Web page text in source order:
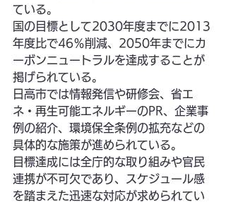
ている。
国の目標として2030年度までに2013
年度比で46％削減、2050年までにカ
ーボンニュートラルを達成することが
掲げられている。
日高市では情報発信や研修会、省エ
ネ・再生可能エネルギーのPR、企業事
例の紹介、環境保全条例の拡充などの
具体的な施策が進められている。
目標達成には全庁的な取り組みや官民
連携が不可欠であり、スケジュール感
を踏まえた迅速な対応が求められてい